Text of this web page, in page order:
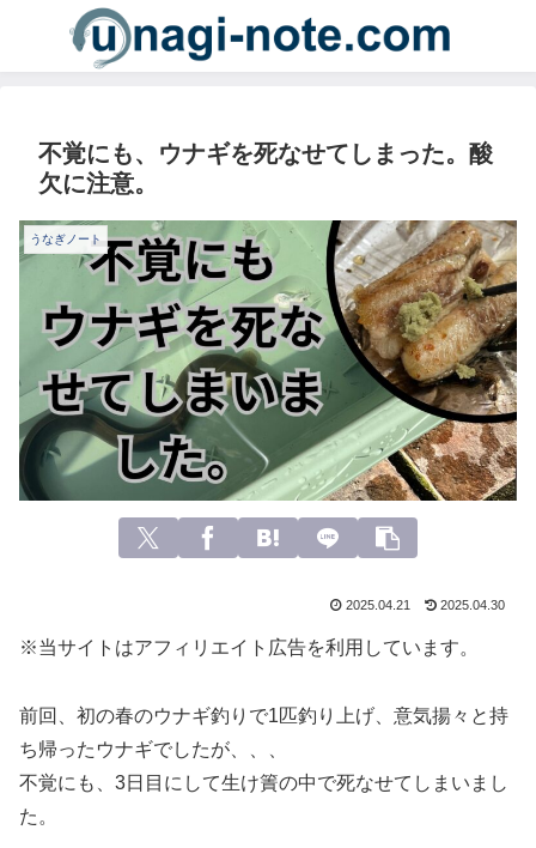
不覚にも、ウナギを死なせてしまった。酸
欠に注意。
うなぎノート
2025.04.21 2025.04.30
※当サイトはアフィリエイト広告を利用しています。
前回、初の春のウナギ釣りで1匹釣り上げ、意気揚々と持
ち帰ったウナギでしたが、、、
不覚にも、3日目にして生け簀の中で死なせてしまいまし
た。